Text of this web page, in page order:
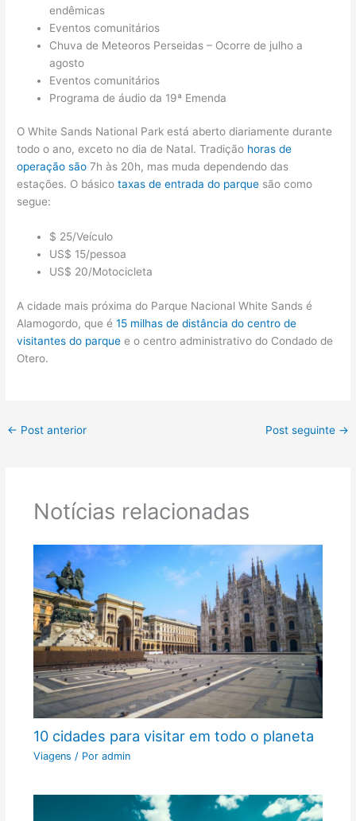
endêmicas
Eventos comunitários
Chuva de Meteoros Perseidas – Ocorre de julho a
agosto
Eventos comunitários
Programa de áudio da 19ª Emenda
O White Sands National Park está aberto diariamente durante
todo o ano, exceto no dia de Natal. Tradição horas de
operação são 7h às 20h, mas muda dependendo das
estações. O básicotaxas de entrada do parque são como
segue:
$ 25/Veículo
US$ 15/pessoa
US$ 20/Motocicleta
A cidade mais próxima do Parque Nacional White Sands é
Alamogordo, que é15 milhas de distância do centro de
visitantes do parquee o centro administrativo do Condado de
Otero.
← Post anterior Post seguinte →
Notícias relacionadas
10 cidades para visitar em todo o planeta
Viagens / Por admin